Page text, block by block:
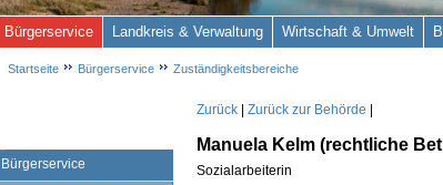
Bürgerservice
Zurück Zurück zur Behörde
Manuela Kelm (rechtliche
Sozialarbeiterin
Bürgerservice Landkreis & Verwaltung Wirtschaft & Umwelt
Startseite Bürgerservice Zuständigkeitsbereiche